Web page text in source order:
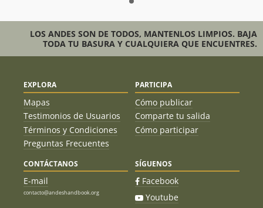
LOS ANDES SON DE TODOS, MANTENLOS LIMPIOS. BAJA
TODA TU BASURA Y CUALQUIERA QUE ENCUENTRES.
EXPLORA
Mapas
Testimonios de Usuarios
Términos y Condiciones
Preguntas Frecuentes
PARTICIPA
Cómo publicar
Comparte tu salida
Cómo participar
CONTÁCTANOS
E-mail
contacto@andeshandbook.org
SÍGUENOS
Facebook
Youtube